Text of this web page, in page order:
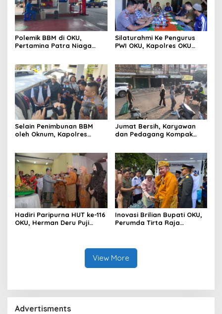
Polemik BBM di OKU,
Pertamina Patra Niaga
BBM Subsidi dan Perkuat
Pengawasan di Kabupaten
Ogan Komering Ulu
Silaturahmi Ke Pengurus
PWI OKU, Kapolres OKU
Selain Penimbunan BBM
oleh Oknum, Kapolres
Niaga Bungkam
Jumat Bersih, Karyawan
dan Pedagang Kompak
Hadiri Paripurna HUT ke-116
OKU, Herman Deru Puji
Inovasi Brilian Bupati OKU,
Perumda Tirta Raja
View More
Advertisments